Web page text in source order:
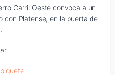
Carril Oeste convoca a un
con Platense, en la puerta de
piquete